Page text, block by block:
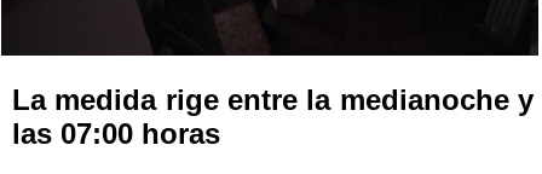
La medida rige entre la medianoche y
las 07:00 horas